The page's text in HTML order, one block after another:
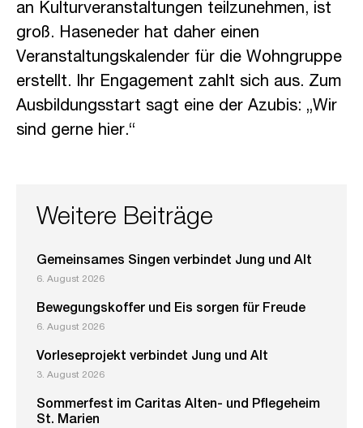
an Kulturveranstaltungen teilzunehmen, ist
groß. Haseneder hat daher einen
Veranstaltungskalender für die Wohngruppe
erstellt. Ihr Engagement zahlt sich aus. Zum
Ausbildungsstart sagt eine der Azubis: „Wir
sind gerne hier.“
Weitere Beiträge
Gemeinsames Singen verbindet Jung und Alt
6. August 2026
Bewegungskoffer und Eis sorgen für Freude
6. August 2026
Vorleseprojekt verbindet Jung und Alt
3. August 2026
Sommerfest im Caritas Alten- und Pflegeheim
St. Marien